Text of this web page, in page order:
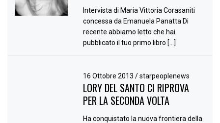
Intervista di Maria Vittoria Corasaniti
concessa da Emanuela Panatta Di
recente abbiamo letto che hai
pubblicato il tuo primo libro […]
16 Ottobre 2013/ starpeoplenews
LORY DEL SANTO CI RIPROVA
PER LA SECONDA VOLTA
Ha conquistato la nuova frontiera della